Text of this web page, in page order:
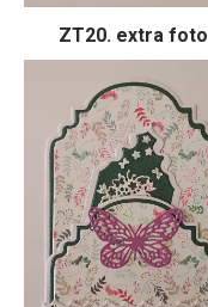
ZT20. extra foto